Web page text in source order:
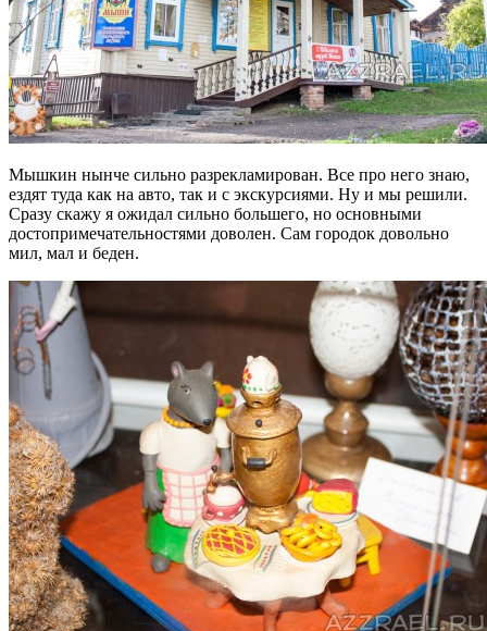
Мышкин нынче сильно разрекламирован. Все про него знаю,
ездят туда как на авто, так и с экскурсиями. Ну и мы решили.
Сразу скажу я ожидал сильно большего, но основными
достопримечательностями доволен. Сам городок довольно
мил, мал и беден.